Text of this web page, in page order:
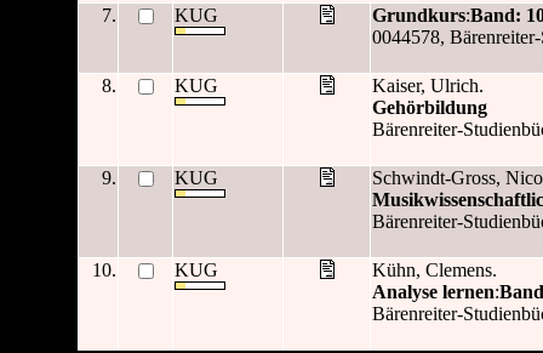
7. KUG Grundkurs:Band:
0044578,
8. KUG
Kaiser, Ulrich.
Gehörbildung
Bärenreiter-
9. KUG
Schwindt-Gross,
Bärenreiter-
10. KUG
Kühn, Clemens.
Analyse lernen:
Bärenreiter-